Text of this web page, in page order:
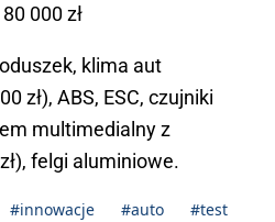
000 zł
klima aut
zł), ABS, ESC, czujniki
multimedialny z
felgi aluminiowe.
#innowacje #auto #test